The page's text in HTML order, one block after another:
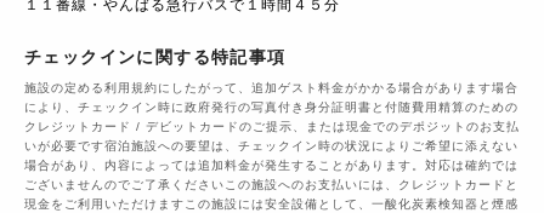
１１番線・やんばる急行バスで１時間４５分
チェックインに関する特記事項
施設の定める利用規約にしたがって、追加ゲスト料金がかかる場合があります場合
により、チェックイン時に政府発行の写真付き身分証明書と付随費用精算のための
クレジットカード / デビットカードのご提示、または現金でのデポジットのお支払
いが必要です宿泊施設への要望は、チェックイン時の状況によりご希望に添えない
場合があり、内容によっては追加料金が発生することがあります。対応は確約では
ございませんのでご了承くださいこの施設へのお支払いには、クレジットカードと
現金をご利用いただけますこの施設には安全設備として、一酸化炭素検知器と煙感